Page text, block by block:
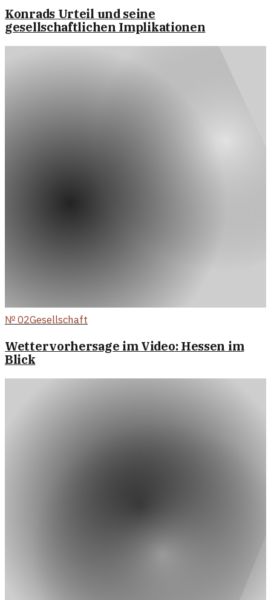
Konrads Urteil und seine
gesellschaftlichen Implikationen
№02Gesellschaft
Wettervorhersage im Video: Hessen im
Blick